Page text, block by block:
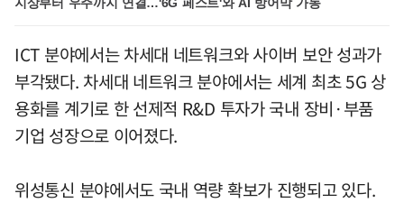
ICT 분야에서는 차세대 네트워크와 사이버 보안 성과가
부각됐다. 차세대 네트워크 분야에서는 세계 최초 5G 상
용화를 계기로 한 선제적 R&D 투자가 국내 장비·부품
기업 성장으로 이어졌다.
위성통신 분야에서도 국내 역량 확보가 진행되고 있다.